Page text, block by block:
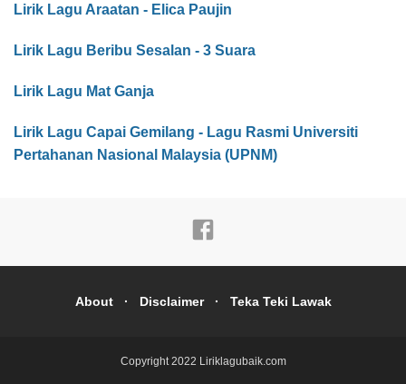
Lirik Lagu Araatan - Elica Paujin
Lirik Lagu Beribu Sesalan - 3 Suara
Lirik Lagu Mat Ganja
Lirik Lagu Capai Gemilang - Lagu Rasmi Universiti
Pertahanan Nasional Malaysia (UPNM)
About Disclaimer Teka Teki Lawak
Copyright 2022 Liriklagubaik.com